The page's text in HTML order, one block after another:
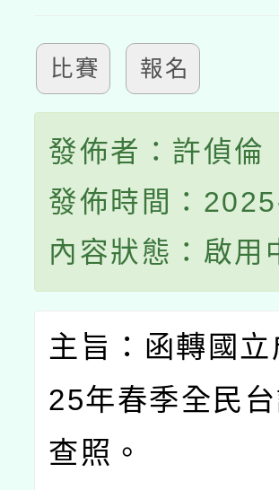
比賽 報名
發佈者：許偵倫
發佈時間：
內容狀態：啟用
主旨：函轉國
25年春季全民
查照。